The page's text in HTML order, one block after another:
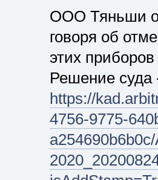
ООО Тяньши
говоря об
этих
Решение суда
https://
4756-9775-